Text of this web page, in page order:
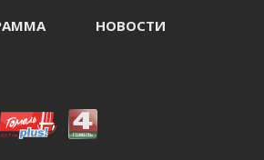
НОВОСТИ